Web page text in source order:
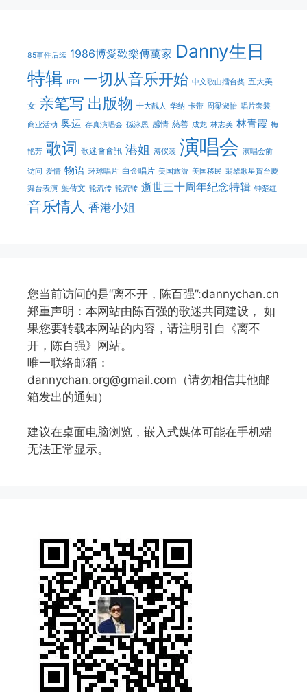
85事件后续 1986博愛歡樂傳萬家 Danny生日
特辑 IFPI 一切从音乐开始 中文歌曲擂台奖 五大美
女 亲笔写 出版物 十大靓人 华纳 卡带 周梁淑怡 唱片套装
商业活动 奥运 存真演唱会 孫泳恩 感情 慈善 成龙 林志美 林青霞 梅
艳芳 歌词 歌迷會會訊 港姐 溥仪装 演唱会 演唱会前
访问 爱情 物语 环球唱片 白金唱片 美国旅游 美国移民 翡翠歌星賀台慶
舞台表演 葉蒨文 轮流传 轮流转 逝世三十周年纪念特辑 钟楚红
音乐情人 香港小姐
您当前访问的是“离不开，陈百强”:dannychan.cn
郑重声明：本网站由陈百强的歌迷共同建设， 如
果您要转载本网站的内容，请注明引自《离不
开，陈百强》网站。
唯一联络邮箱：
dannychan.org@gmail.com（请勿相信其他邮
箱发出的通知）
建议在桌面电脑浏览，嵌入式媒体可能在手机端
无法正常显示。